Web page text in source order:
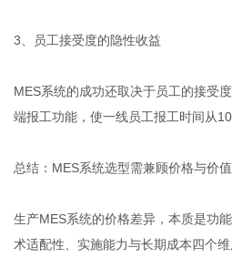
3、员工接受度的隐性收益
MES系统的成功还取决于员工的接受
端报工功能，使一线员工报工时间从
总结：MES系统选型需兼顾价格与价值
生产MES系统的价格差异，本质是功
术适配性、实施能力与长期成本四个